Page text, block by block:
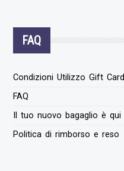
FAQ
Condizioni Utilizzo Gift Card
FAQ
Il tuo nuovo bagaglio è qui
Politica di rimborso e reso